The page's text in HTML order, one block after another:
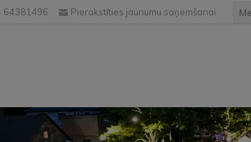
64381496 Pierakstīties jaunumu saņemšanai